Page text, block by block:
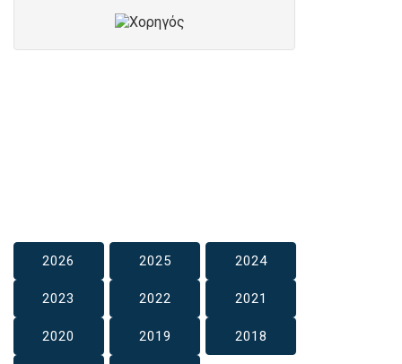
2026 2025 2024
2023 2022 2021
2020 2019 2018